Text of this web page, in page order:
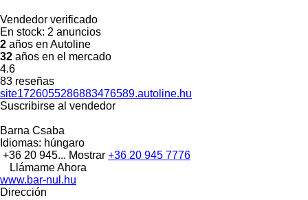
Vendedor verificado
En stock: 2 anuncios
2 años en Autoline
32 años en el mercado
4.6
83 reseñas
site1726055286883476589.autoline.hu
Suscribirse al vendedor
Barna Csaba
Idiomas: húngaro
+36 20 945... Mostrar +36 20 945 7776
Llámame Ahora
www.bar-nul.hu
Dirección